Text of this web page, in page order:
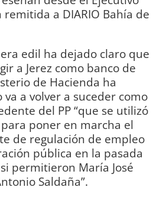
a DIARIO Bahía de
edil ha dejado claro que
a Jerez como banco de
de Hacienda ha
va a volver a suceder como
del PP “que se utilizó
poner en marcha el
de regulación de empleo
pública en la pasada
permitieron María José
Saldaña”.